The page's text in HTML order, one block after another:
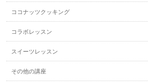
ココナッツクッキング
コラボレッスン
スイーツレッスン
その他の講座